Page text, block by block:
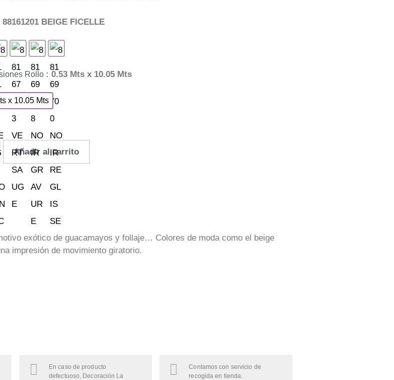
88161201 BEIGE FICELLE
Rollo : 0.53 Mts x 10.05 Mts
x 10.05 Mts
Añadir al carrito
exótico de guacamayos y follaje… Colores de moda como el beige
impresión de movimiento giratorio.
En caso de producto
defectuoso, Decoración La
Contamos con servicio de
recogida en tienda.